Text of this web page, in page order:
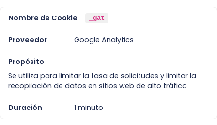
_gat
Google Analytics
Se utiliza para limitar la tasa de solicitudes y limitar la
recopilación de datos en sitios web de alto tráfico
1 minuto